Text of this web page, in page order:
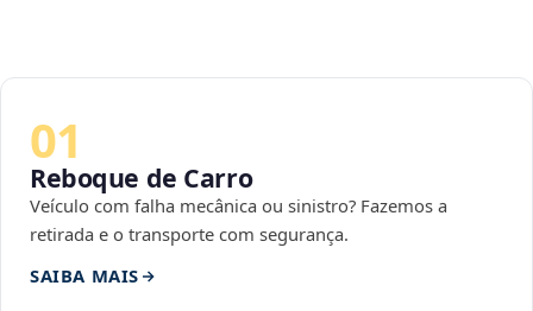
01
Reboque de Carro
Veículo com falha mecânica ou sinistro? Fazemos a
retirada e o transporte com segurança.
SAIBA MAIS